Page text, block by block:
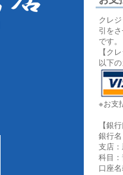
クレ
引を
です。
【ク
以下
※お支
【銀
銀行
支店
科目
口座